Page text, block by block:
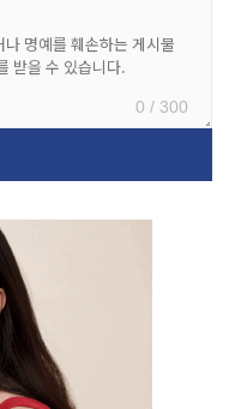
0 / 300